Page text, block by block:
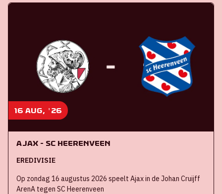
16 aug, '26
Ajax - SC Heerenveen
EREDIVISIE
Op zondag 16 augustus 2026 speelt Ajax in de Johan Cruijff
ArenA tegen SC Heerenveen